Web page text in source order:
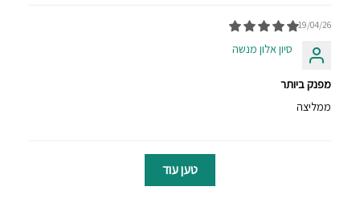
19/04/26
סיון אלון מנשה
מפנק ביותר
ממליצה
טען עוד